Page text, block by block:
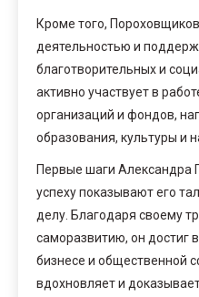
Кроме того,
деятельностью и
благотворительных и
активно участвует в
организаций и фондов,
образования, культуры и
Первые шаги Александра
успеху показывают его
делу. Благодаря своему
саморазвитию, он достиг
бизнесе и общественной
вдохновляет и